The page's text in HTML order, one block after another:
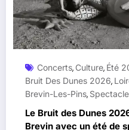
Concerts, Culture, Été
Bruit Des Dunes 2026,
Brevin-Les-Pins,
Le Bruit des Dunes
Brevin avec un été de